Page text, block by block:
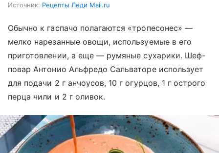
Источник: Рецепты Леди Mail.ru
Обычно к гаспачо полагаются «тропесонес» —
мелко нарезанные овощи, используемые в его
приготовлении, а еще — румяные сухарики. Шеф-
повар Антонио Альфредо Сальваторе использует
для подачи 2 г анчоусов, 10 г огурцов, 1 г острого
перца чили и 2 г оливок.